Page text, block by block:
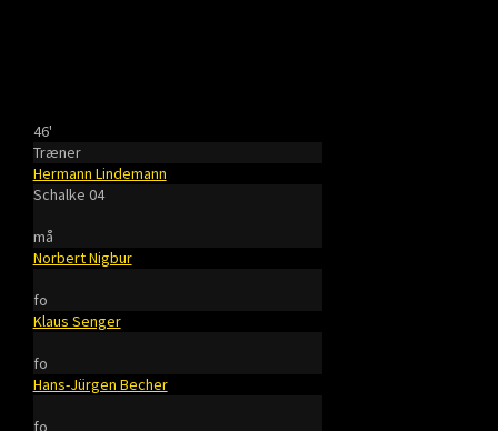
46'
Træner
Hermann Lindemann
Schalke 04
må
Norbert Nigbur
fo
Klaus Senger
fo
Hans-Jürgen Becher
fo